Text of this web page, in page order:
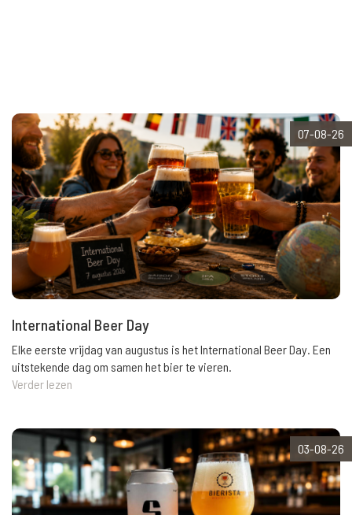
07-08-26
International Beer Day
Elke eerste vrijdag van augustus is het International Beer Day. Een
uitstekende dag om samen het bier te vieren.
Verder lezen
03-08-26